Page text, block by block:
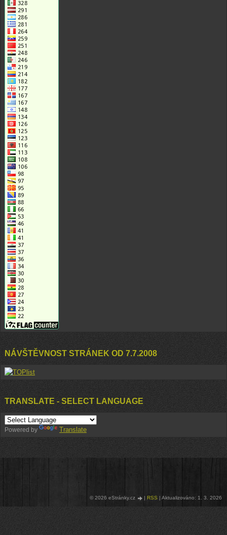
NÁVŠTĚVNOST STRÁNEK OD 7.7.2008
TRANSLATE - SELECT LANGUAGE
Powered by Translate
© 2026 eStránky.cz RSS Aktualizováno: 1. 3. 2026